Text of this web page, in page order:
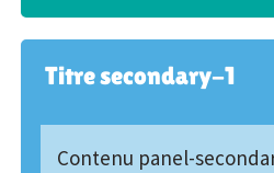
Titre secondary-1
Contenu panel-